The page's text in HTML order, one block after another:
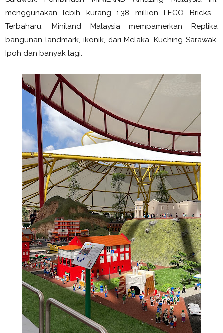
menggunakan lebih kurang 1.38 million LEGO Bricks .
Terbaharu, Miniland Malaysia mempamerkan Replika
bangunan landmark, ikonik, dari Melaka, Kuching Sarawak,
Ipoh dan banyak lagi.